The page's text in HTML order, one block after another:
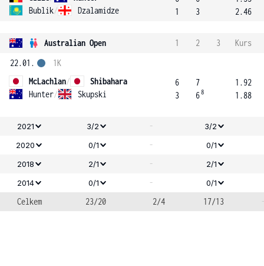
Bublik/ Dzalamidze
1
3
2.46
Australian Open 1 2 3
Kurs
22.01.
McLachlan/
Shibahara
Hunter/ Skupski
1K
6
3
7
68
1.92
1.88
2021 3/2 -
3/2
2020
0/1 -
0/1
2018
2/1 -
2/1
2014
0/1 - 0/1
Celkem 23/20 2/4 17/13